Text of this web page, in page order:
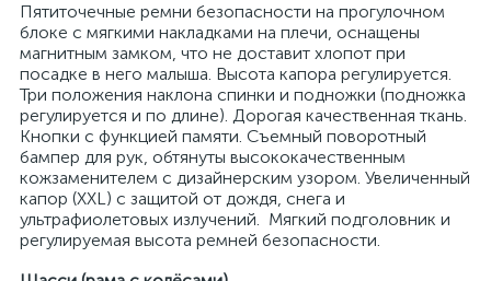
Пятиточечные ремни безопасности на прогулочном
блоке с мягкими накладками на плечи, оснащены
магнитным замком, что не доставит хлопот при
посадке в него малыша. Высота капора регулируется.
Три положения наклона спинки и подножки (подножка
регулируется и по длине). Дорогая качественная ткань.
Кнопки с функцией памяти. Съемный поворотный
бампер для рук, обтянуты высококачественным
кожзаменителем с дизайнерским узором. Увеличенный
капор (XXL) с защитой от дождя, снега и
ультрафиолетовых излучений. Мягкий подголовник и
регулируемая высота ремней безопасности.